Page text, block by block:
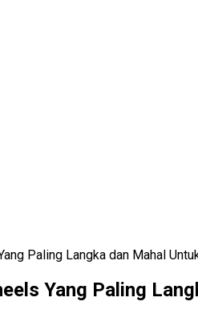
Paling Langka dan Mahal
Yang Paling